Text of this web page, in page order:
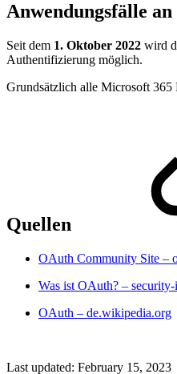
Anwendungsfälle
Seit dem 1. Oktober 2022 wird
Authentifizierung möglich.
Grundsätzlich alle Microsoft 365
Quellen
OAuth Community Site –
Was ist OAuth? – security-
OAuth – de.wikipedia.org
Last updated: February 15, 2023